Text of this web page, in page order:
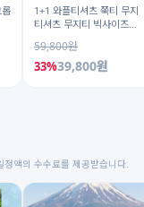
1+1 와플티셔츠 쭉티 무지
티셔츠 무지티 빅사이즈긴
59,800원
33%39,800원
액의 수수료를 제공받습니다.